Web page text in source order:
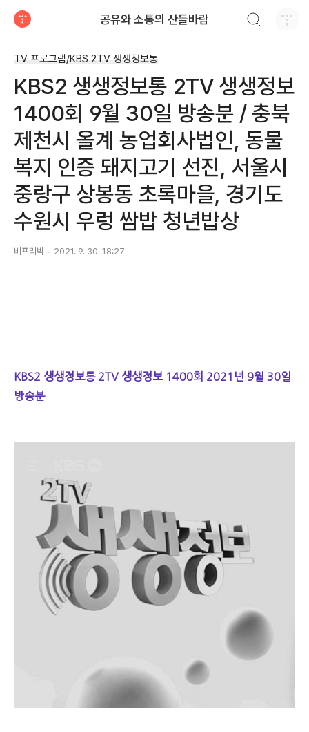
공유와 소통의 산들바람
TV 프로그램/KBS 2TV 생생정보통
KBS2 생생정보통 2TV 생생정보
1400회 9월 30일 방송분 / 충북
제천시 올계 농업회사법인, 동물
복지 인증 돼지고기 선진, 서울시
중랑구 상봉동 초록마을, 경기도
수원시 우렁 쌈밥 청년밥상
비프리박 2021. 9. 30. 18:27
KBS2 생생정보통 2TV 생생정보 1400회 2021년 9월 30일
방송분